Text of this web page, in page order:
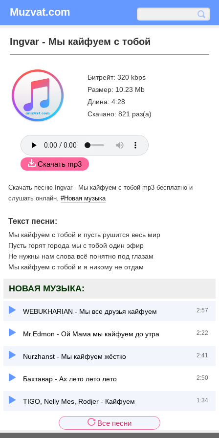
Muzvat.com
Ingvar - Мы кайфуем с тобой
Битрейт: 320 kbps
Размер: 10.23 Mb
Длина: 4:28
Скачано: 821 раз(а)
Скачать mp3
Скачать песню Ingvar - Мы кайфуем с тобой mp3 бесплатно и
слушать онлайн. #Новая музыка
Текст песни:
Мы кайфуем с тобой и пусть рушится весь мир
Пусть горят города мы с тобой один эфир
Не нужны нам слова всё понятно под глазам
Мы кайфуем с тобой и я никому не отдам
НОВАЯ МУЗЫКА:
WEBUKHARIAN - Mы все друзья кайфуем 2:57
Mr.Edmon - Ой Мама мы кайфуем до утра 2:22
Nurzhanst - Мы кайфуем жёстко 2:41
Бахтавар - Ах лето лето лето 2:50
TIGO, Nelly Mes, Rodjer - Кайфуем 1:34
Все песни